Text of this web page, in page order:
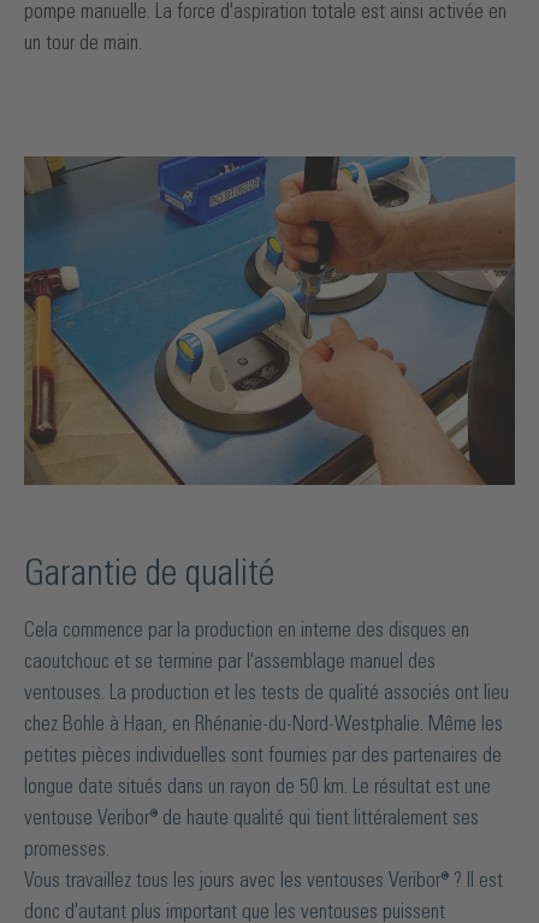
pompe manuelle. La force d'aspiration totale est ainsi activée en
un tour de main.
Garantie de qualité
Cela commence par la production en interne des disques en
caoutchouc et se termine par l'assemblage manuel des
ventouses. La production et les tests de qualité associés ont lieu
chez Bohle à Haan, en Rhénanie-du-Nord-Westphalie. Même les
petites pièces individuelles sont fournies par des partenaires de
longue date situés dans un rayon de 50 km. Le résultat est une
ventouse Veribor® de haute qualité qui tient littéralement ses
promesses.
Vous travaillez tous les jours avec les ventouses Veribor® ? Il est
donc d'autant plus important que les ventouses puissent